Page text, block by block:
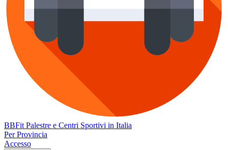
BBFit Palestre e Centri Sportivi in Italia
Per Provincia
Accesso